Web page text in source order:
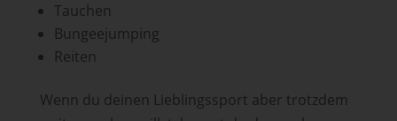
Tauchen
Bungeejumping
Reiten
Wenn du deinen Lieblingssport aber trotzdem